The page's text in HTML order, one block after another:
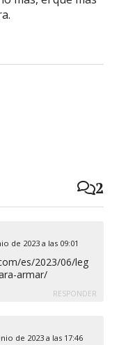
2
de 2023 a las 09:01
es/2023/06/leg
armar/
RESPONDER
de 2023 a las 17:46